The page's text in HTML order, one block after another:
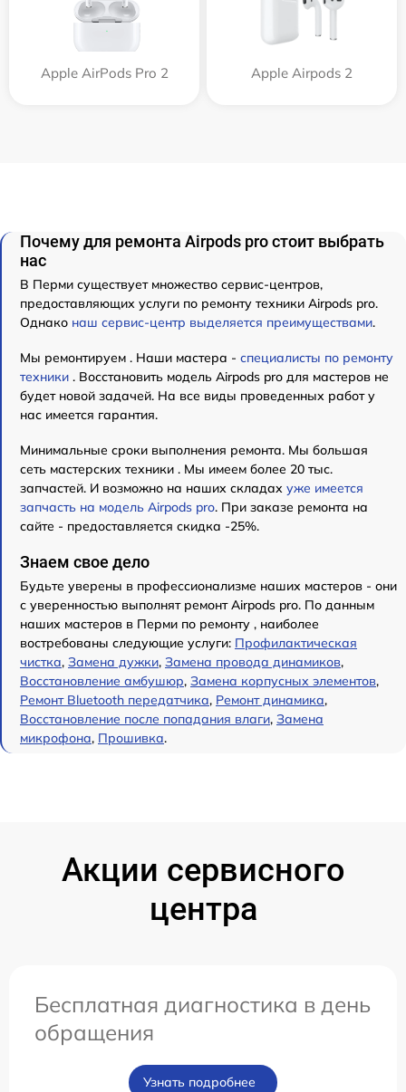
Apple AirPods Pro 2 Apple Airpods 2
Почему для ремонта Airpods pro стоит выбрать
нас
В Перми существует множество сервис-центров,
предоставляющих услуги по ремонту техники Airpods pro.
Однако наш сервис-центр выделяется преимуществами.
Мы ремонтируем . Наши мастера - специалисты по ремонту
техники . Восстановить модель Airpods pro для мастеров не
будет новой задачей. На все виды проведенных работ у
нас имеется гарантия.
Минимальные сроки выполнения ремонта. Мы большая
сеть мастерских техники . Мы имеем более 20 тыс.
запчастей. И возможно на наших складах уже имеется
запчасть на модель Airpods pro. При заказе ремонта на
сайте - предоставляется скидка -25%.
Знаем свое дело
Будьте уверены в профессионализме наших мастеров - они
с уверенностью выполнят ремонт Airpods pro. По данным
наших мастеров в Перми по ремонту , наиболее
востребованы следующие услуги: Профилактическая
чистка, Замена дужки, Замена провода динамиков,
Восстановление амбушюр, Замена корпусных элементов,
Ремонт Bluetooth передатчика, Ремонт динамика,
Восстановление после попадания влаги, Замена
микрофона, Прошивка.
Акции сервисного
центра
Бесплатная диагностика в день
обращения
Узнать подробнее